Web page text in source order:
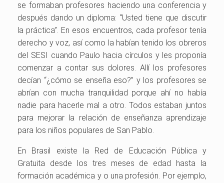
se formaban profesores haciendo una conferencia y
después dando un diploma: “Usted tiene que discutir
la práctica”. En esos encuentros, cada profesor tenía
derecho y voz, así como la habían tenido los obreros
del SESI cuando Paulo hacia círculos y les proponía
comenzar a contar sus dolores. Allí los profesores
decían “¿cómo se enseña eso?” y los profesores se
abrían con mucha tranquilidad porque ahí no había
nadie para hacerle mal a otro. Todos estaban juntos
para mejorar la relación de enseñanza aprendizaje
para los niños populares de San Pablo.
En Brasil existe la Red de Educación Pública y
Gratuita desde los tres meses de edad hasta la
formación académica y o una profesión. Por ejemplo,